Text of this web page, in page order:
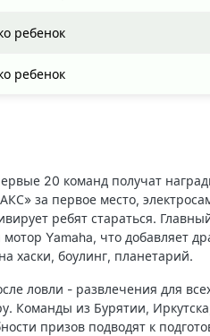
ребенок
ребенок
20 команд получат
за первое место,
ребят стараться.
Yamaha, что добавляет
хаски, боулинг, планетарий.
ловли - развлечения для
Команды из Бурятии,
призов подводят к